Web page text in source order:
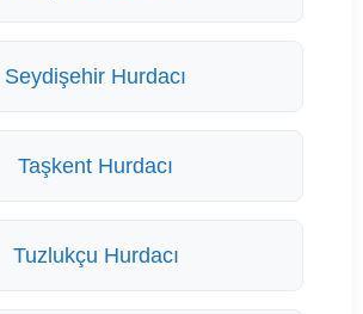
Seydişehir Hurdacı
Taşkent Hurdacı
Tuzlukçu Hurdacı